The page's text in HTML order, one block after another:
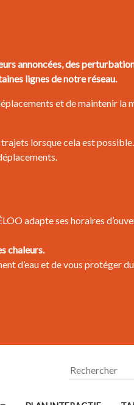
annoncées, des
lignes de notre réseau.
et de maintenir la
lorsque cela est
adapte ses horaires
chaleurs.
d’eau et de vous protéger
Rechercher